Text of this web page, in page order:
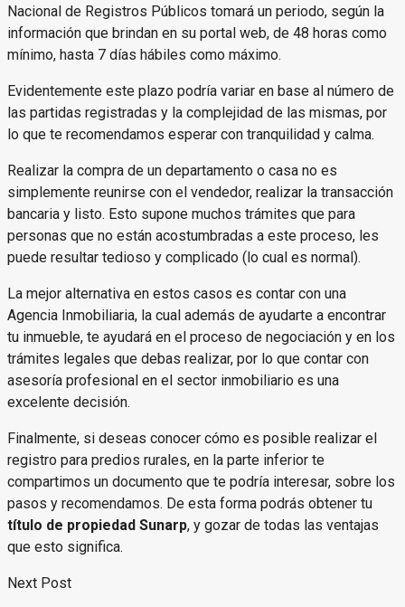
Nacional de Registros Públicos tomará un periodo, según la
información que brindan en su portal web, de 48 horas como
mínimo, hasta 7 días hábiles como máximo.
Evidentemente este plazo podría variar en base al número de
las partidas registradas y la complejidad de las mismas, por
lo que te recomendamos esperar con tranquilidad y calma.
Realizar la compra de un departamento o casa no es
simplemente reunirse con el vendedor, realizar la transacción
bancaria y listo. Esto supone muchos trámites que para
personas que no están acostumbradas a este proceso, les
puede resultar tedioso y complicado (lo cual es normal).
La mejor alternativa en estos casos es contar con una
Agencia Inmobiliaria, la cual además de ayudarte a encontrar
tu inmueble, te ayudará en el proceso de negociación y en los
trámites legales que debas realizar, por lo que contar con
asesoría profesional en el sector inmobiliario es una
excelente decisión.
Finalmente, si deseas conocer cómo es posible realizar el
registro para predios rurales, en la parte inferior te
compartimos un documento que te podría interesar, sobre los
pasos y recomendamos. De esta forma podrás obtener tu
título de propiedad Sunarp, y gozar de todas las ventajas
que esto significa.
Next Post